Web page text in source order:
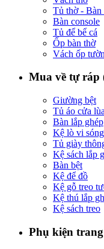
Tủ thờ - Bàn
Bàn console
Tủ để bể cá
Ốp bàn thờ
Vách ốp
Mua về tự ráp
Giường bệt
Tủ áo cửa lùa
Bàn lắp ghép
Kệ lò vi sóng
Tủ giày
Kệ sách lắp
Bàn bệt
Kệ để đồ
Kệ gỗ treo
Kệ thú lắp
Kệ sách treo
Phụ kiện